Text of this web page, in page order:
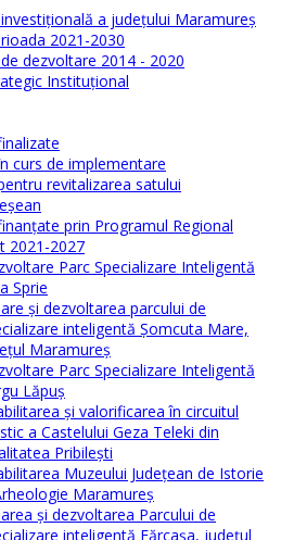
a județului Maramureș
2021-2030
dezvoltare 2014 - 2020
Instituţional
curs de implementare
revitalizarea satului
prin Programul Regional
2021-2027
Parc Specializare Inteligentă
Sprie
și dezvoltarea parcului de
inteligentă Șomcuta Mare,
Maramureș
Parc Specializare Inteligentă
Lăpuș
și valorificarea în circuitul
a Castelului Geza Teleki din
Pribilești
Muzeului Județean de Istorie
Maramureș
și dezvoltarea Parcului de
inteligentă Fărcașa, județul